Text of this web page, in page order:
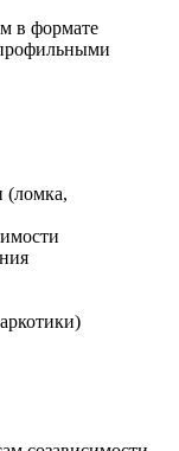
в формате
(ломка,